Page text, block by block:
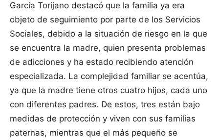
García Torijano destacó que la familia ya era
objeto de seguimiento por parte de los Servicios
Sociales, debido a la situación de riesgo en la que
se encuentra la madre, quien presenta problemas
de adicciones y ha estado recibiendo atención
especializada. La complejidad familiar se acentúa,
ya que la madre tiene otros cuatro hijos, cada uno
con diferentes padres. De estos, tres están bajo
medidas de protección y viven con sus familias
paternas, mientras que el más pequeño se